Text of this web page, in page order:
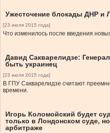
Ужесточение блокады ДНР и
[23 июля 2015 года]
Что изменилось после введения
Давид Сакварелидзе:
быть украинец
[23 июля 2015 года]
В ГПУ Сакварелидзе считают
времени.
Игорь Коломойский будет
только в Лондонском суде,
арбитраже